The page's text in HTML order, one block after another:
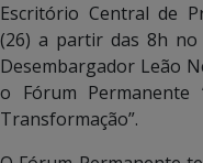
Escritório Central de
(26) a partir das 8h no
Desembargador Leão
o Fórum Permanente
Transformação”.